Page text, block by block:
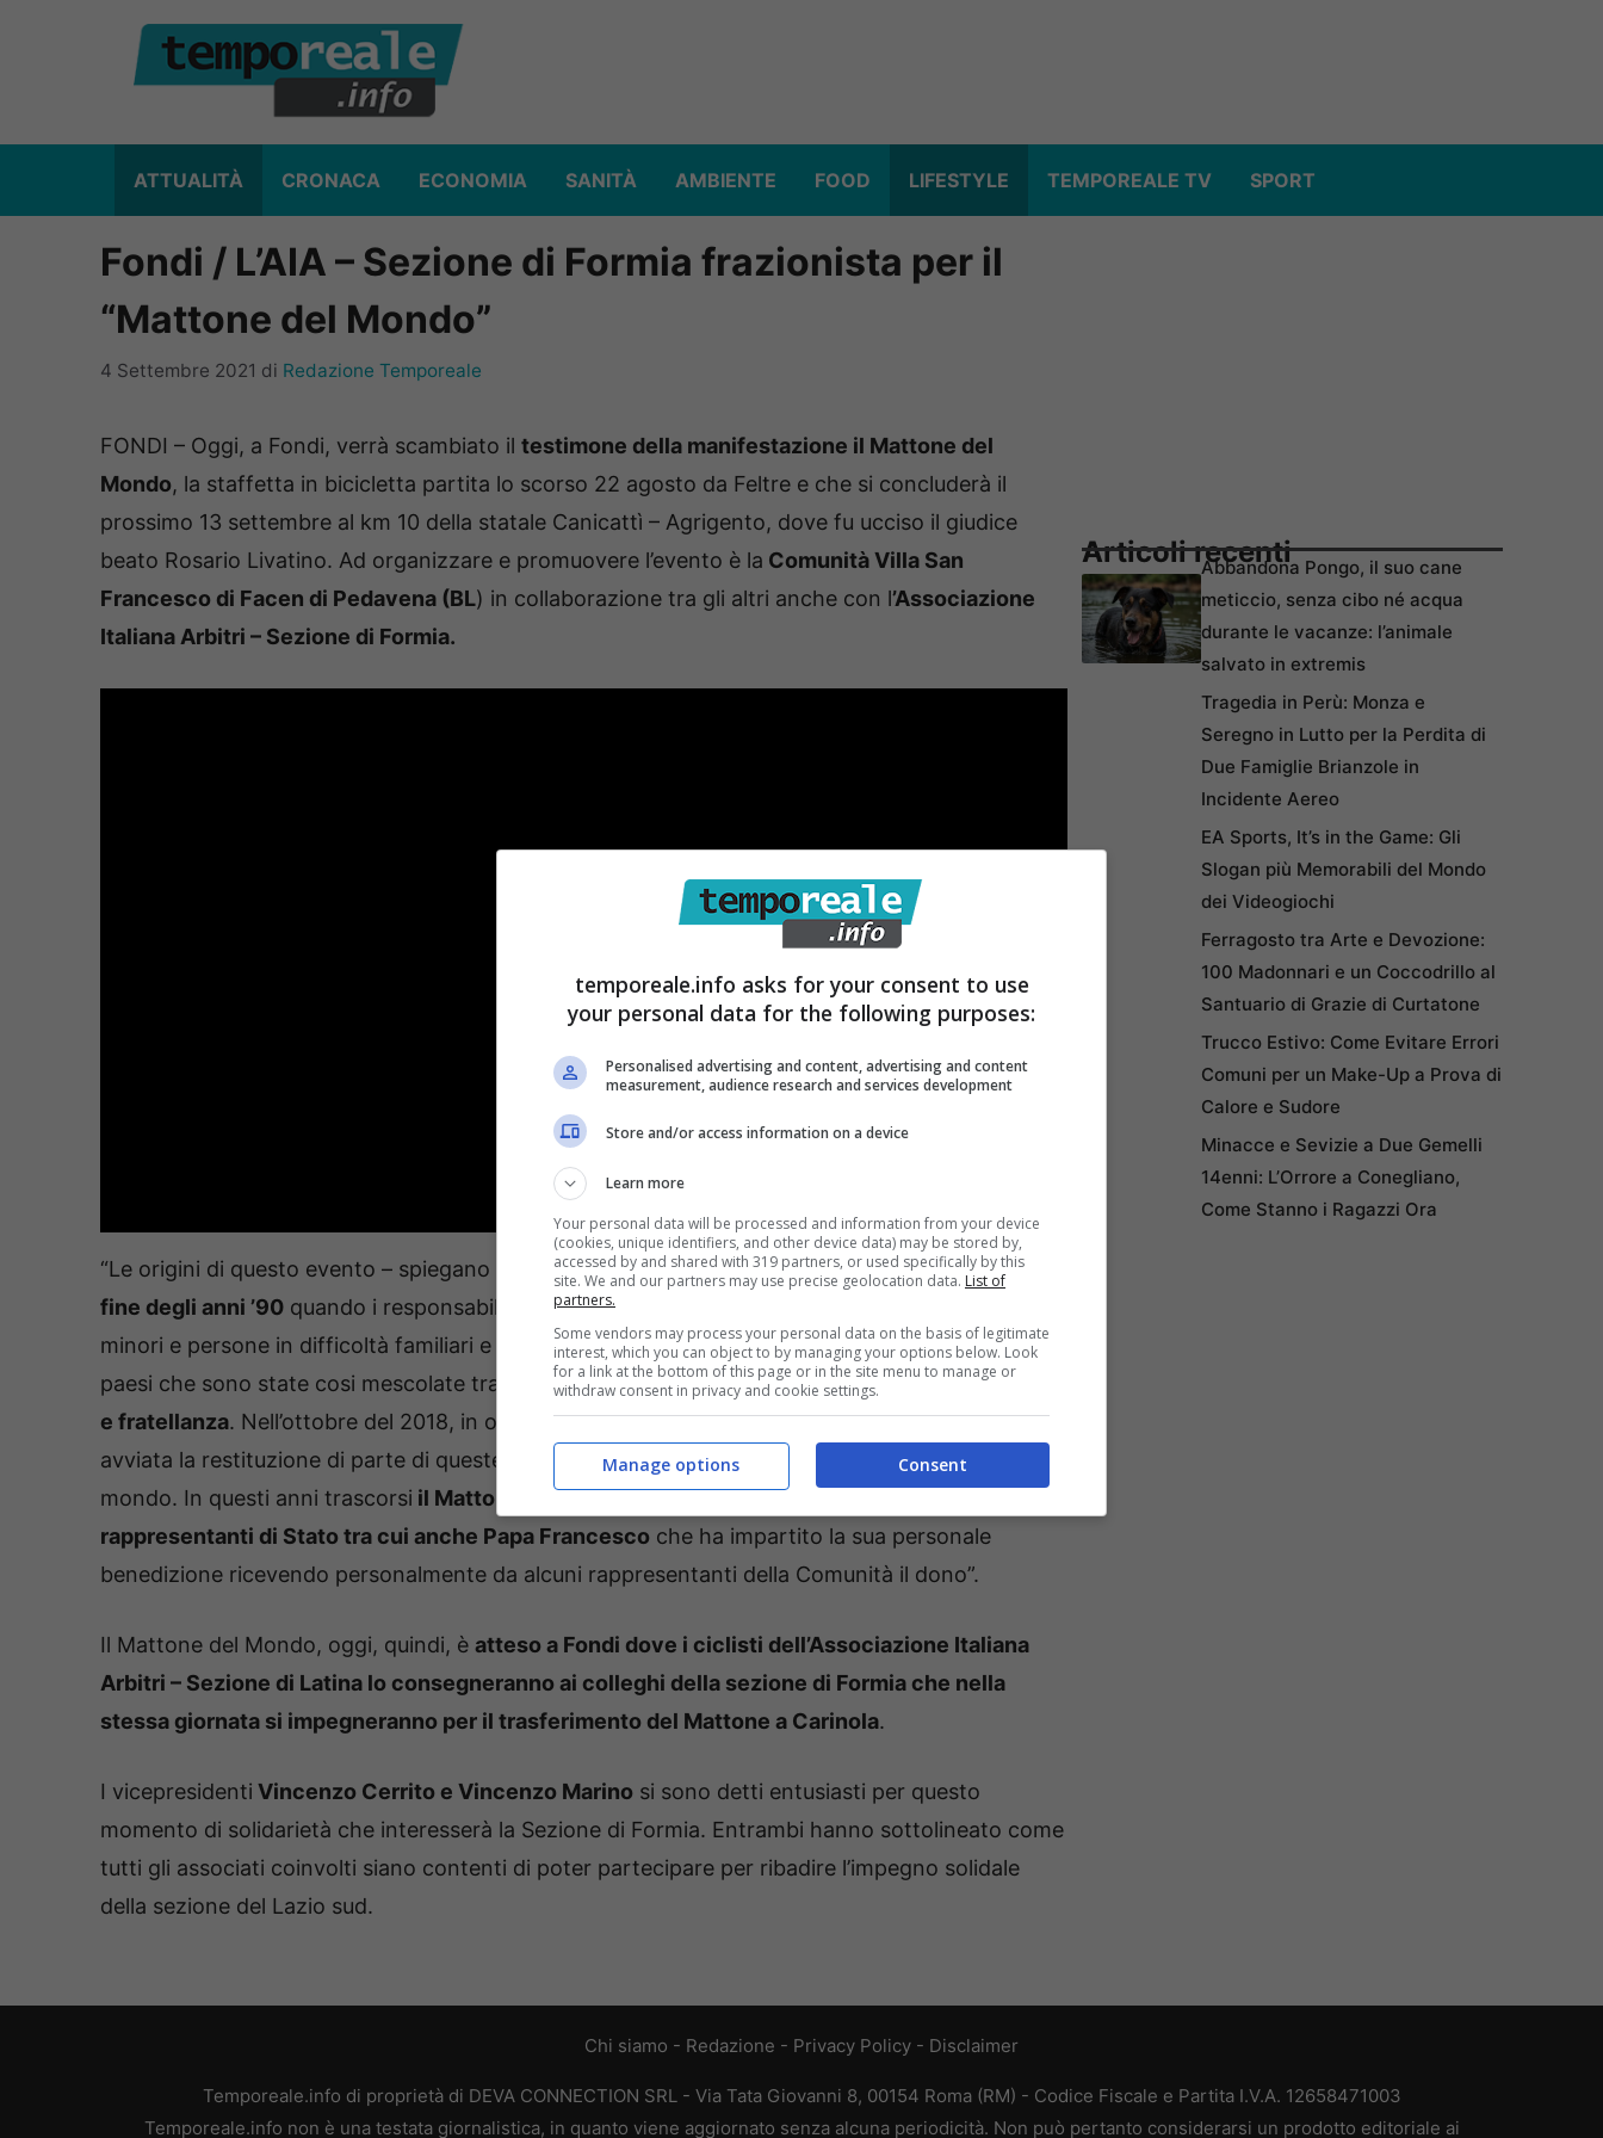
ATTUALITÀ CRONACA ECONOMIA SANITÀ AMBIENTE FOOD LIFESTYLE TEMPOREALE TV SPORT
Fondi / L’AIA – Sezione di Formia frazionista per il
“Mattone del Mondo”
4 Settembre 2021 di Redazione Temporeale
FONDI – Oggi, a Fondi, verrà scambiato il testimone della manifestazione il Mattone del
Mondo, la staffetta in bicicletta partita lo scorso 22 agosto da Feltre e che si concluderà il
prossimo 13 settembre al km 10 della statale Canicattì – Agrigento, dove fu ucciso il giudice
beato Rosario Livatino. Ad organizzare e promuovere l’evento è la Comunità Villa San
Francesco di Facen di Pedavena (BL) in collaborazione tra gli altri anche con l’Associazione
Italiana Arbitri – Sezione di Formia.
“Le origini di questo evento – spiegano una nota a margine dell’iniziativa – sono da ritrovarsi alla
fine degli anni ’90 quando i responsabili della Comunità ‘Villa San Francesco’ che accoglie
minori e persone in difficoltà familiari e personali, hanno iniziato a raccogliere le terre dei 199
paesi che sono state cosi mescolate tra loro per dar vita alMattone del Mondo simbolo di pace
e fratellanza. Nell’ottobre del 2018, in occasione del 70° anno di vita della Comunità, è stata
avviata la restituzione di parte di queste terre attraverso l’invio di un mattone a tutti i paesi del
mondo. In questi anni trascorsi il Mattone è stato consegnato già ad oltre venticinque
rappresentanti di Stato tra cui anche Papa Francesco che ha impartito la sua personale
benedizione ricevendo personalmente da alcuni rappresentanti della Comunità il dono”.
Il Mattone del Mondo, oggi, quindi, è atteso a Fondi dove i ciclisti dell’Associazione Italiana
Arbitri – Sezione di Latina lo consegneranno ai colleghi della sezione di Formia che nella
stessa giornata si impegneranno per il trasferimento del Mattone a Carinola.
I vicepresidenti Vincenzo Cerrito e Vincenzo Marino si sono detti entusiasti per questo
momento di solidarietà che interesserà la Sezione di Formia. Entrambi hanno sottolineato come
tutti gli associati coinvolti siano contenti di poter partecipare per ribadire l’impegno solidale
della sezione del Lazio sud.
Articoli recentiAbbandona Pongo, il suo cane
meticcio, senza cibo né acqua
durante le vacanze: l’animale
salvato in extremis
Tragedia in Perù: Monza e
Seregno in Lutto per la Perdita di
Due Famiglie Brianzole in
Incidente Aereo
EA Sports, It’s in the Game: Gli
Slogan più Memorabili del Mondo
dei Videogiochi
Ferragosto tra Arte e Devozione:
100 Madonnari e un Coccodrillo al
Santuario di Grazie di Curtatone
Trucco Estivo: Come Evitare Errori
Comuni per un Make-Up a Prova di
Calore e Sudore
Minacce e Sevizie a Due Gemelli
14enni: L’Orrore a Conegliano,
Come Stanno i Ragazzi Ora
Chi siamo - Redazione - Privacy Policy - Disclaimer
Temporeale.info di proprietà di DEVA CONNECTION SRL - Via Tata Giovanni 8, 00154 Roma (RM) - Codice Fiscale e Partita I.V.A. 12658471003
Temporeale.info non è una testata giornalistica, in quanto viene aggiornato senza alcuna periodicità. Non può pertanto considerarsi un prodotto editoriale ai
temporeale.info asks for your consent to use
your personal data for the following purposes:
Personalised advertising and content, advertising and content
measurement, audience research and services development
Store and/or access information on a device
Learn more
Your personal data will be processed and information from your device
(cookies, unique identifiers, and other device data) may be stored by,
accessed by and shared with 319 partners, or used specifically by this
site. We and our partners may use precise geolocation data. List of
partners.
Some vendors may process your personal data on the basis of legitimate
interest, which you can object to by managing your options below. Look
for a link at the bottom of this page or in the site menu to manage or
withdraw consent in privacy and cookie settings.
Consent
Manage options